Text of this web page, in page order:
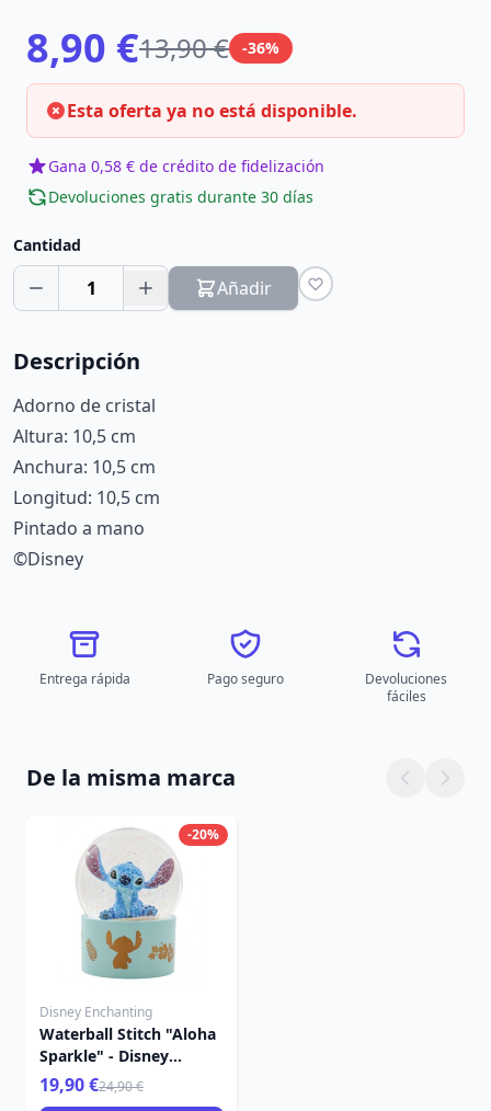
8,90 €13,90 € -36%
Esta oferta ya no está disponible.
Gana 0,58 € de crédito de fidelización
Devoluciones gratis durante 30 días
Cantidad
1 Añadir
Descripción
Adorno de cristal
Altura: 10,5 cm
Anchura: 10,5 cm
Longitud: 10,5 cm
Pintado a mano
©Disney
Entrega rápida Pago seguro
Devoluciones
fáciles
De la misma marca
-20%
Disney Enchanting
Waterball Stitch "Aloha
Sparkle" - Disney
Enchanting
19,90 €24,90 €